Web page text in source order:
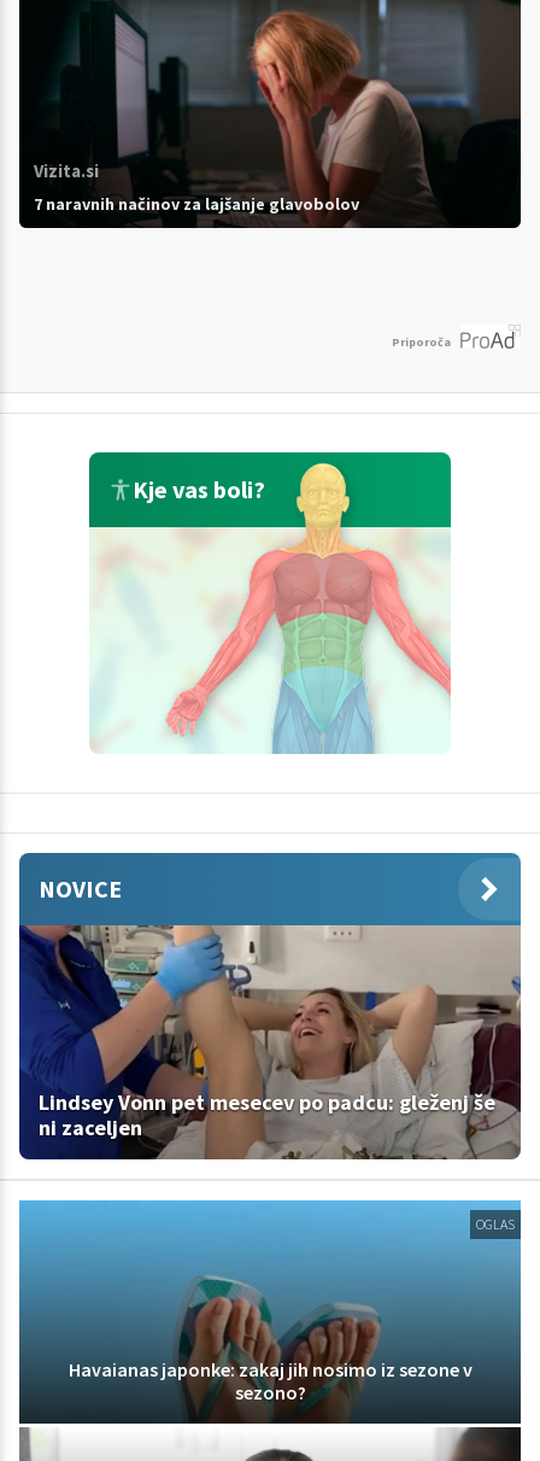
Vizita.si
7 naravnih načinov za lajšanje glavobolov
Priporoča
Kje vas boli?
NOVICE
Lindsey Vonn pet mesecev po padcu: gleženj še
ni zaceljen
OGLAS
Havaianas japonke: zakaj jih nosimo iz sezone v
sezono?